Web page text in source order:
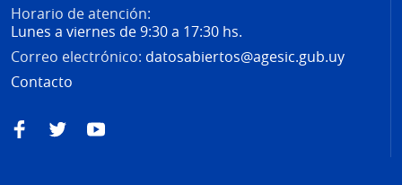
Horario de atención:
Lunes a viernes de 9:30 a 17:30 hs.
Correo electrónico: datosabiertos@agesic.gub.uy
Contacto
FacebookTwitterYouTube